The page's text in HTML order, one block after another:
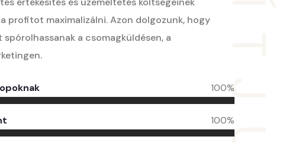
profitot maximalizálni. Azon dolgozunk, hogy
a csomagküldésen, a
100%
100%